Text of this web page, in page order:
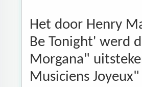
Het door Henry
Be Tonight' werd
Morgana"
Musiciens